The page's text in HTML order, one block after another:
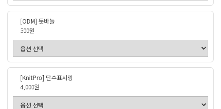
[ODM] 돗바늘
500원
[KnitPro] 단수표시링
4,000원